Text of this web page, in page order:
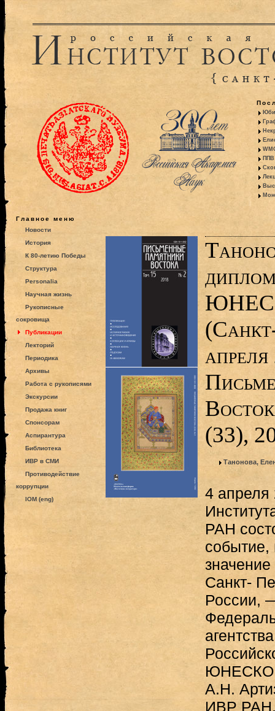
ППВ
Главное меню
Новости
История
К 80-летию Победы
Структура
Personalia
Научная жизнь
Рукописные
сокровища
Публикации
Лекторий
Периодика
Архивы
Работа с рукописями
Экскурсии
Продажа книг
Спонсорам
Аспирантура
Библиотека
ИВР в СМИ
Противодействие
коррупции
IOM (eng)
(33),
Танонова,
4 апреля
РАН
Санкт-
России,
ЮНЕСКО
А.Н.
ИВР